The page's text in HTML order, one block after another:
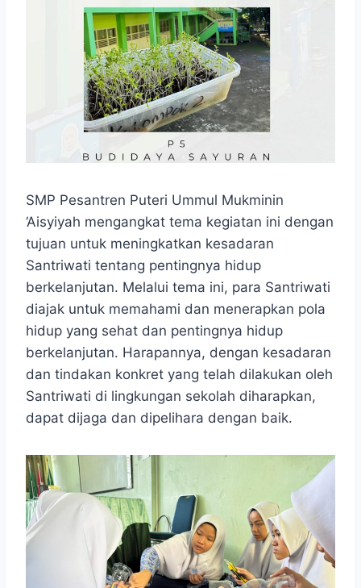
SMP Pesantren Puteri Ummul Mukminin
‘Aisyiyah mengangkat tema kegiatan ini dengan
tujuan untuk meningkatkan kesadaran
Santriwati tentang pentingnya hidup
berkelanjutan. Melalui tema ini, para Santriwati
diajak untuk memahami dan menerapkan pola
hidup yang sehat dan pentingnya hidup
berkelanjutan. Harapannya, dengan kesadaran
dan tindakan konkret yang telah dilakukan oleh
Santriwati di lingkungan sekolah diharapkan,
dapat dijaga dan dipelihara dengan baik.